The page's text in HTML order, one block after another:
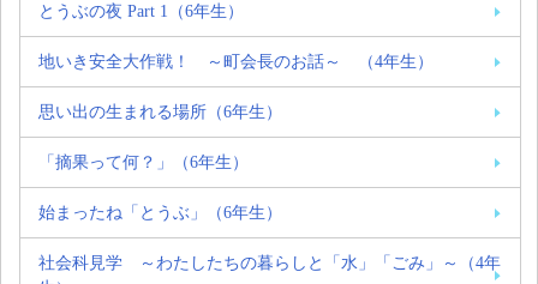
とうぶの夜 Part 1（6年生）
地いき安全大作戦！ ～町会長のお話～ （4年生）
思い出の生まれる場所（6年生）
「摘果って何？」（6年生）
始まったね「とうぶ」（6年生）
社会科見学 ～わたしたちの暮らしと「水」「ごみ」～（4年